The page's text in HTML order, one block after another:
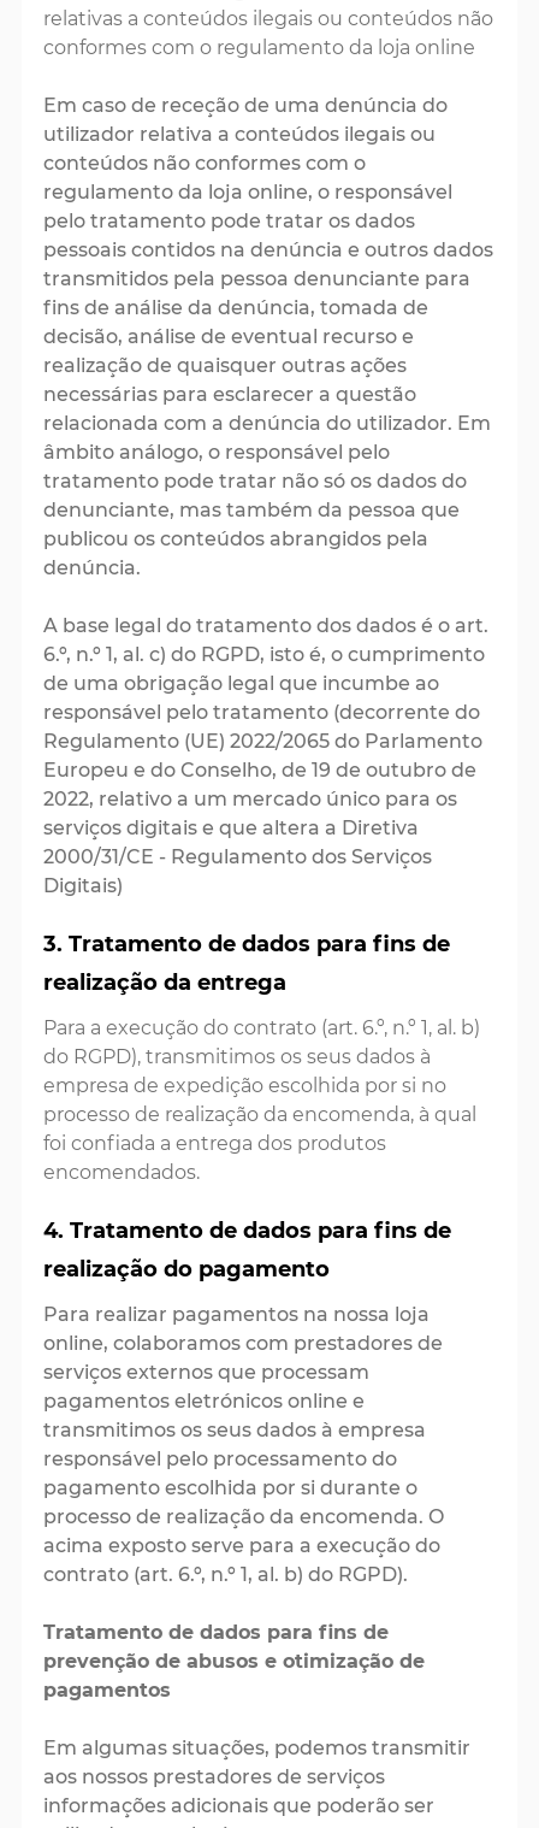
relativas a conteúdos ilegais ou conteúdos não
conformes com o regulamento da loja online
Em caso de receção de uma denúncia do
utilizador relativa a conteúdos ilegais ou
conteúdos não conformes com o
regulamento da loja online, o responsável
pelo tratamento pode tratar os dados
pessoais contidos na denúncia e outros dados
transmitidos pela pessoa denunciante para
fins de análise da denúncia, tomada de
decisão, análise de eventual recurso e
realização de quaisquer outras ações
necessárias para esclarecer a questão
relacionada com a denúncia do utilizador. Em
âmbito análogo, o responsável pelo
tratamento pode tratar não só os dados do
denunciante, mas também da pessoa que
publicou os conteúdos abrangidos pela
denúncia.
A base legal do tratamento dos dados é o art.
6.º, n.º 1, al. c) do RGPD, isto é, o cumprimento
de uma obrigação legal que incumbe ao
responsável pelo tratamento (decorrente do
Regulamento (UE) 2022/2065 do Parlamento
Europeu e do Conselho, de 19 de outubro de
2022, relativo a um mercado único para os
serviços digitais e que altera a Diretiva
2000/31/CE - Regulamento dos Serviços
Digitais)
3. Tratamento de dados para fins de
realização da entrega
Para a execução do contrato (art. 6.º, n.º 1, al. b)
do RGPD), transmitimos os seus dados à
empresa de expedição escolhida por si no
processo de realização da encomenda, à qual
foi confiada a entrega dos produtos
encomendados.
4. Tratamento de dados para fins de
realização do pagamento
Para realizar pagamentos na nossa loja
online, colaboramos com prestadores de
serviços externos que processam
pagamentos eletrónicos online e
transmitimos os seus dados à empresa
responsável pelo processamento do
pagamento escolhida por si durante o
processo de realização da encomenda. O
acima exposto serve para a execução do
contrato (art. 6.º, n.º 1, al. b) do RGPD).
Tratamento de dados para fins de
prevenção de abusos e otimização de
pagamentos
Em algumas situações, podemos transmitir
aos nossos prestadores de serviços
informações adicionais que poderão ser